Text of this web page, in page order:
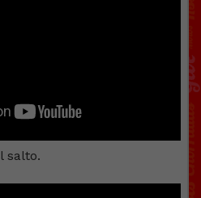
salto.